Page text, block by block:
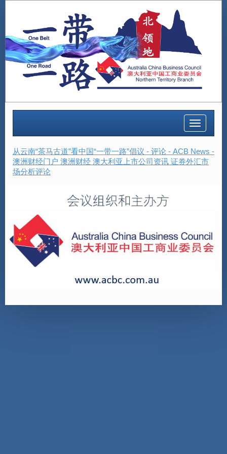
Toggle
从云南“茶马古道”看中国“一带一路”倡议 - 评论 - ACB News -
澳洲财经门户 澳洲财经 澳大利亚上市公司资讯 证券外汇市
场分析评论